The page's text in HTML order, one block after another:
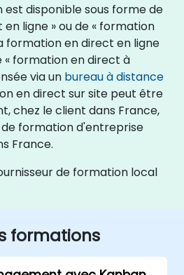
est disponible sous forme de
ligne » ou de « formation
formation en direct en ligne
formation en direct à
via un bureau à distance
en direct sur site peut être
chez le client dans France,
formation d'entreprise
France.
de formation local
formations